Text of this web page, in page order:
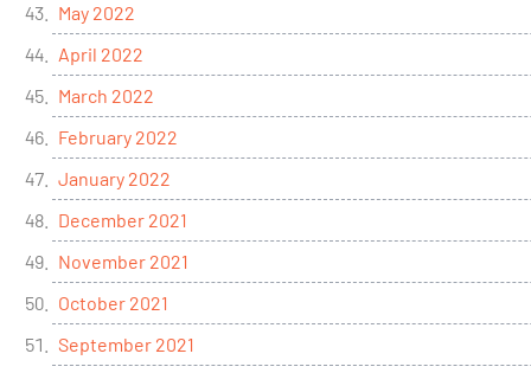
May 2022
April 2022
March 2022
February 2022
January 2022
December 2021
November 2021
October 2021
September 2021